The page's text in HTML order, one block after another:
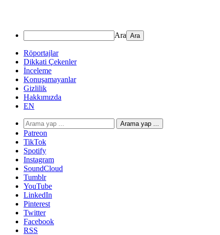
Ara
Röportajlar
Dikkati Çekenler
İnceleme
Konuşamayanlar
Gizlilik
Hakkımızda
EN
Arama yap ...
Patreon
TikTok
Spotify
Instagram
SoundCloud
Tumblr
YouTube
LinkedIn
Pinterest
Twitter
Facebook
RSS